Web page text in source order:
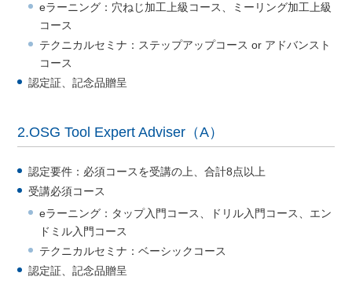
eラーニング：穴ねじ加工上級コース、ミーリング加工上級
コース
テクニカルセミナ：ステップアップコース or アドバンスト
コース
認定証、記念品贈呈
2.OSG Tool Expert Adviser（A）
認定要件：必須コースを受講の上、合計8点以上
受講必須コース
eラーニング：タップ入門コース、ドリル入門コース、エン
ドミル入門コース
テクニカルセミナ：ベーシックコース
認定証、記念品贈呈